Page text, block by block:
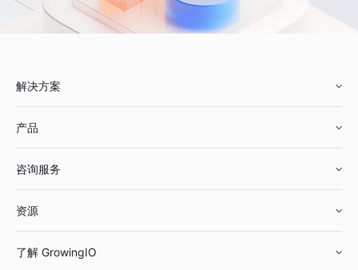
解决方案
鞋服行业
汽车行业
产品
智能运营
咨询服务
资源
了解 GrowingIO